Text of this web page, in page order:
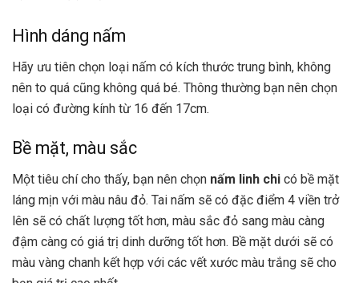
Hình dáng nấm
Hãy ưu tiên chọn loại nấm có kích thước trung bình, không
nên to quá cũng không quá bé. Thông thường bạn nên chọn
loại có đường kính từ 16 đến 17cm.
Bề mặt, màu sắc
Một tiêu chí cho thấy, bạn nên chọn nấm linh chi có bề mặt
láng mịn với màu nâu đỏ. Tai nấm sẽ có đặc điểm 4 viền trở
lên sẽ có chất lượng tốt hơn, màu sắc đỏ sang màu càng
đậm càng có giá trị dinh dưỡng tốt hơn. Bề mặt dưới sẽ có
màu vàng chanh kết hợp với các vết xước màu trắng sẽ cho